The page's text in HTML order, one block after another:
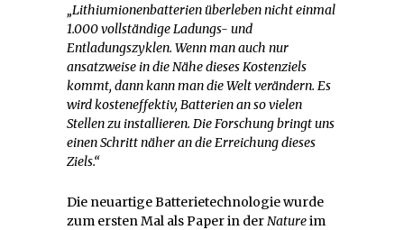
„Lithiumionenbatterien überleben nicht einmal
1.000 vollständige Ladungs- und
Entladungszyklen. Wenn man auch nur
ansatzweise in die Nähe dieses Kostenziels
kommt, dann kann man die Welt verändern. Es
wird kosteneffektiv, Batterien an so vielen
Stellen zu installieren. Die Forschung bringt uns
einen Schritt näher an die Erreichung dieses
Ziels.“
Die neuartige Batterietechnologie wurde
zum ersten Mal als Paper in derNatureim